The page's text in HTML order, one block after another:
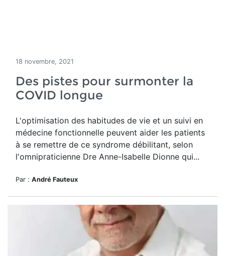
18 novembre, 2021
Des pistes pour surmonter la
COVID longue
L'optimisation des habitudes de vie et un suivi en
médecine fonctionnelle peuvent aider les patients
à se remettre de ce syndrome débilitant, selon
l'omnipraticienne Dre Anne-Isabelle Dionne qui...
Par : André Fauteux